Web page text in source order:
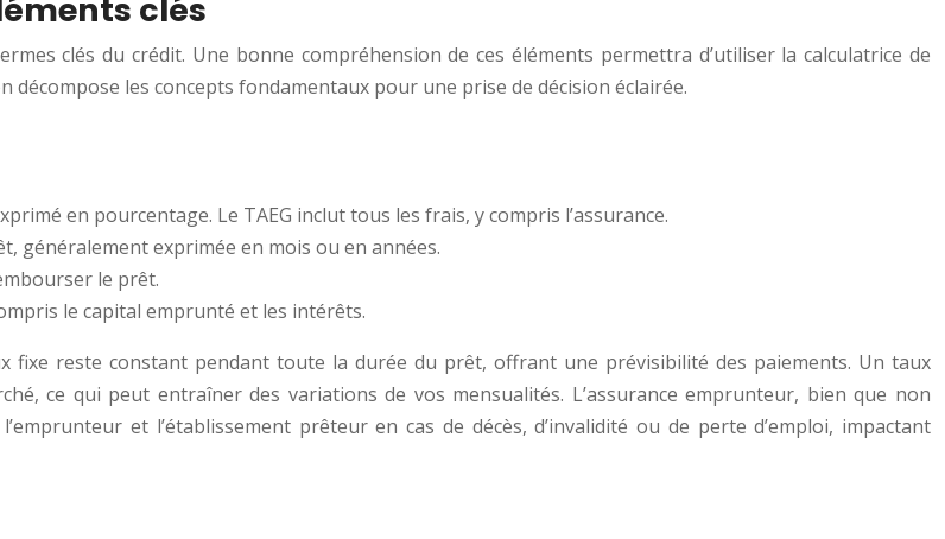
clés
clés du crédit. Une bonne compréhension de ces éléments permettra d’utiliser la calculatrice de
les concepts fondamentaux pour une prise de décision éclairée.
en pourcentage. Le TAEG inclut tous les frais, y compris l’assurance.
généralement exprimée en mois ou en années.
le prêt.
le capital emprunté et les intérêts.
fixe reste constant pendant toute la durée du prêt, offrant une prévisibilité des paiements. Un taux
ce qui peut entraîner des variations de vos mensualités. L’assurance emprunteur, bien que non
et l’établissement prêteur en cas de décès, d’invalidité ou de perte d’emploi, impactant